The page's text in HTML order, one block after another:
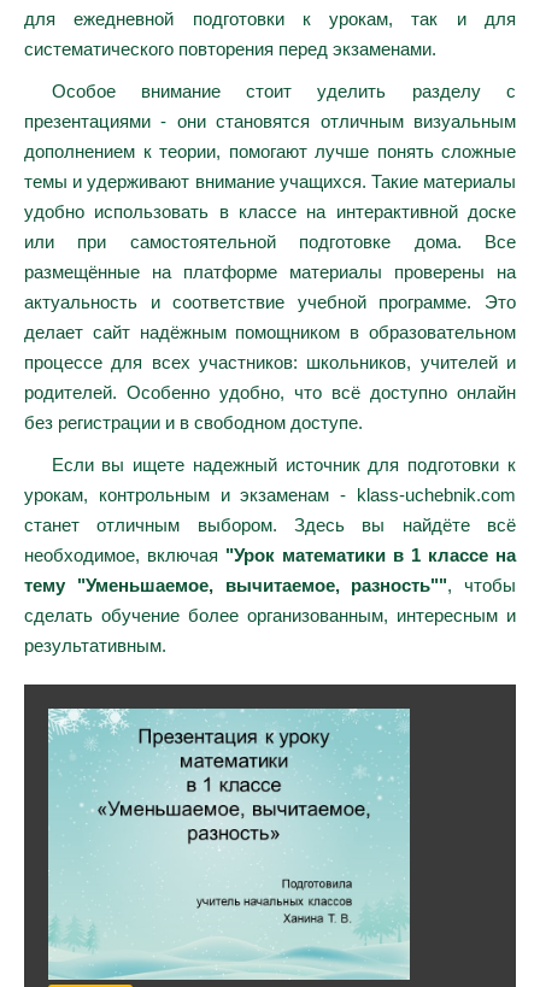
для ежедневной подготовки к урокам, так и для
систематического повторения перед экзаменами.
Особое внимание стоит уделить разделу с
презентациями - они становятся отличным визуальным
дополнением к теории, помогают лучше понять сложные
темы и удерживают внимание учащихся. Такие материалы
удобно использовать в классе на интерактивной доске
или при самостоятельной подготовке дома. Все
размещённые на платформе материалы проверены на
актуальность и соответствие учебной программе. Это
делает сайт надёжным помощником в образовательном
процессе для всех участников: школьников, учителей и
родителей. Особенно удобно, что всё доступно онлайн
без регистрации и в свободном доступе.
Если вы ищете надежный источник для подготовки к
урокам, контрольным и экзаменам - klass-uchebnik.com
станет отличным выбором. Здесь вы найдёте всё
необходимое, включая "Урок математики в 1 классе на
тему "Уменьшаемое, вычитаемое, разность"", чтобы
сделать обучение более организованным, интересным и
результативным.